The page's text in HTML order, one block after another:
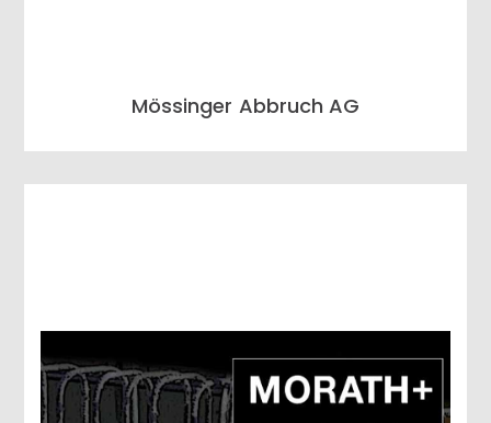
Mössinger Abbruch AG